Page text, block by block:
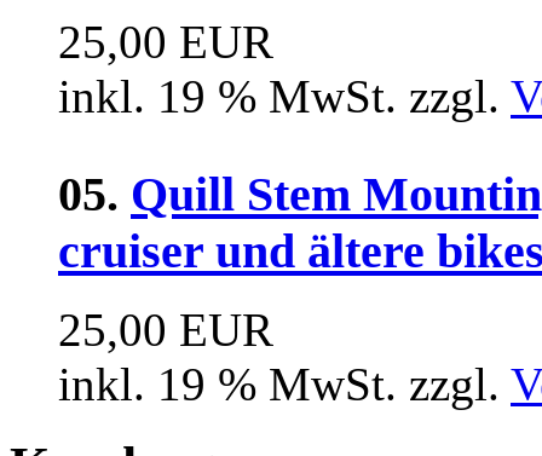
25,00 EUR
inkl. 19 % MwSt. zzgl.
05. Quill Stem
cruiser und ältere
25,00 EUR
inkl. 19 % MwSt. zzgl.